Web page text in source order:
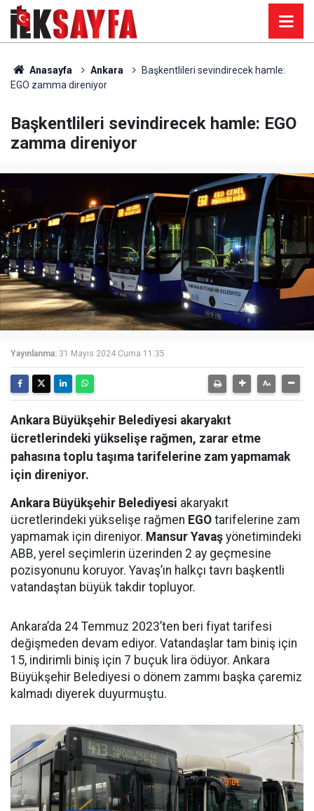
Anasayfa Ankara
Başkentlileri sevindirecek hamle:
EGO zamma direniyor
Başkentlileri sevindirecek hamle: EGO
zamma direniyor
Yayınlanma: 31 Mayıs 2024 Cuma 11:35
Ankara Büyükşehir Belediyesi akaryakıt
ücretlerindeki yükselişe rağmen, zarar etme
pahasına toplu taşıma tarifelerine zam yapmamak
için direniyor.
Ankara Büyükşehir Belediyesi akaryakıt
ücretlerindeki yükselişe rağmen EGO tarifelerine zam
yapmamak için direniyor. Mansur Yavaş yönetimindeki
ABB, yerel seçimlerin üzerinden 2 ay geçmesine
pozisyonunu koruyor. Yavaş’ın halkçı tavrı başkentli
vatandaştan büyük takdir topluyor.
Ankara’da 24 Temmuz 2023’ten beri fiyat tarifesi
değişmeden devam ediyor. Vatandaşlar tam biniş için
15, indirimli biniş için 7 buçuk lira ödüyor. Ankara
Büyükşehir Belediyesi o dönem zammı başka çaremiz
kalmadı diyerek duyurmuştu.